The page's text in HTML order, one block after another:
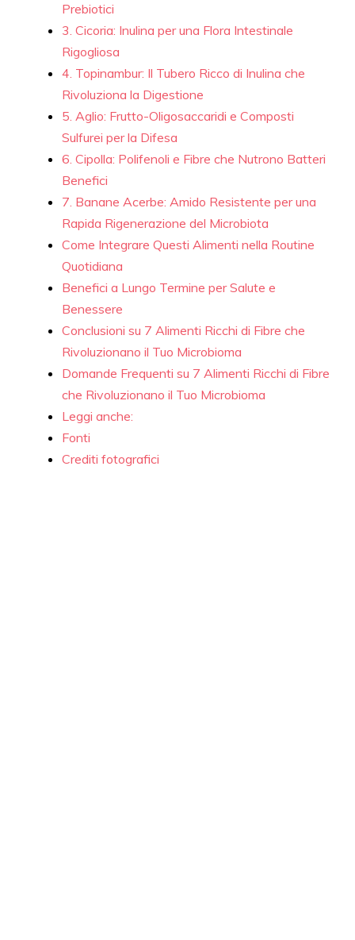
Prebiotici
3. Cicoria: Inulina per una Flora Intestinale
Rigogliosa
4. Topinambur: Il Tubero Ricco di Inulina che
Rivoluziona la Digestione
5. Aglio: Frutto-Oligosaccaridi e Composti
Sulfurei per la Difesa
6. Cipolla: Polifenoli e Fibre che Nutrono Batteri
Benefici
7. Banane Acerbe: Amido Resistente per una
Rapida Rigenerazione del Microbiota
Come Integrare Questi Alimenti nella Routine
Quotidiana
Benefici a Lungo Termine per Salute e
Benessere
Conclusioni su 7 Alimenti Ricchi di Fibre che
Rivoluzionano il Tuo Microbioma
Domande Frequenti su 7 Alimenti Ricchi di Fibre
che Rivoluzionano il Tuo Microbioma
Leggi anche:
Fonti
Crediti fotografici